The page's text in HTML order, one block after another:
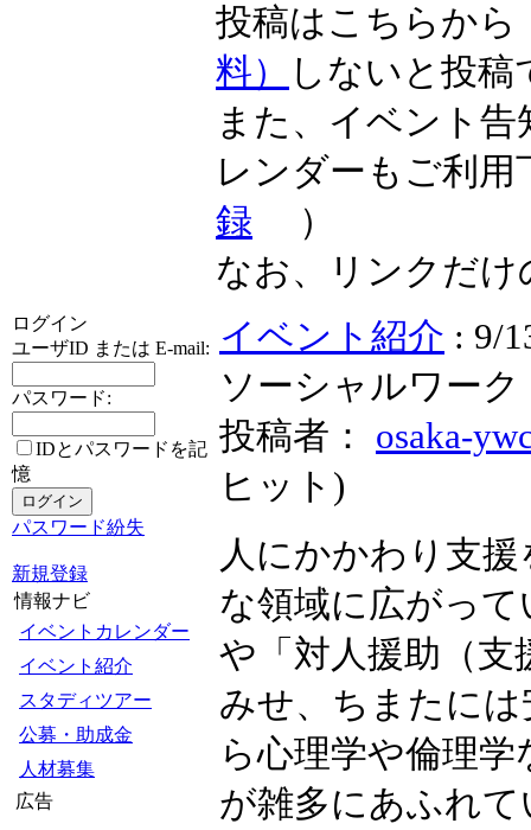
ログイン
ユーザID または E-mail:
パスワード:
IDとパスワードを記
憶
パスワード紛失
新規登録
情報ナビ
イベントカレンダー
イベント紹介
スタディツアー
公募・助成金
人材募集
広告
投稿はこちらか
料）
しないと投
また、イベント
レンダーもご利
録 ）
なお、リンクだ
イベント紹介 : 9/
ソーシャルワーク
投稿者： osaka-
ヒット )
人にかかわり支
な領域に広がっ
や「対人援助（
みせ、ちまたに
ら心理学や倫理
が雑多にあふれ